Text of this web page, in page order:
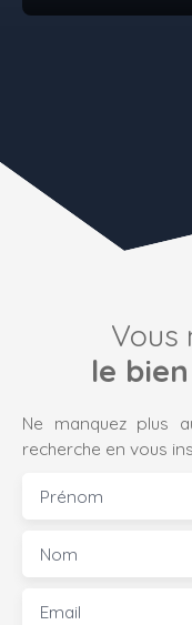
Vous
le
Ne manquez plus
recherche en vous
Prénom
Nom
Email